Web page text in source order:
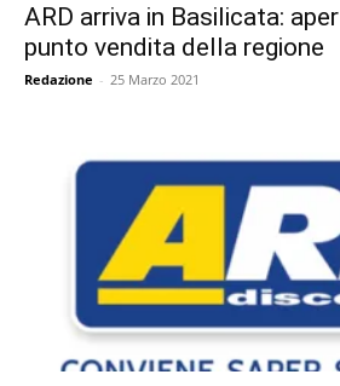
ARD arriva in Basilicata:
punto vendita della regione
Redazione - 25 Marzo 2021